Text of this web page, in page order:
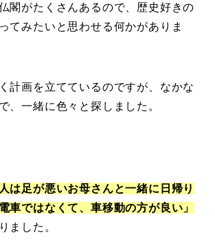
閣がたくさんあるので、歴史好きの
てみたいと思わせる何かがありま
計画を立てているのですが、なかな
、一緒に色々と探しました。
は足が悪いお母さんと一緒に日帰り
車ではなくて、車移動の方が良い」
ました。